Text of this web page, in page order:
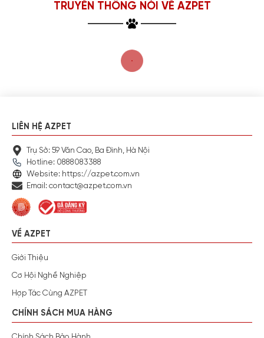
TRUYỀN THÔNG NÓI VỀ AZPET
LIÊN HỆ AZPET
Trụ Sở: 59 Văn Cao, Ba Đình, Hà Nội
Hotline: 0888083388
Website: https://azpet.com.vn
Email: contact@azpet.com.vn
VỀ AZPET
Giới Thiệu
Cơ Hội Nghề Nghiệp
Hợp Tác Cùng AZPET
CHÍNH SÁCH MUA HÀNG